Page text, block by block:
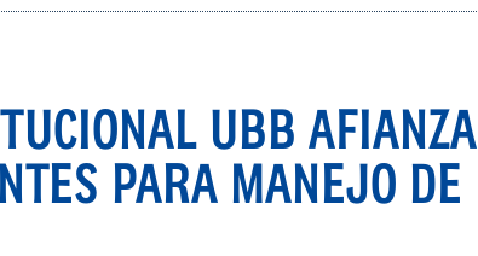
UBB AFIANZA
PARA MANEJO DE